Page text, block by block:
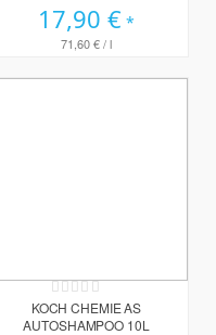
17,90 €
71,60 €/ l
Rating:
0%
KOCH CHEMIE AS
AUTOSHAMPOO 10L